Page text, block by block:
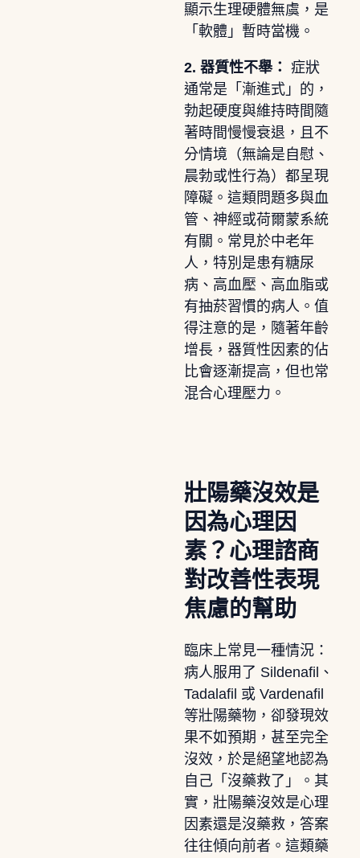
顯示生理硬體無虞，是
「軟體」暫時當機。
2. 器質性不舉： 症狀
通常是「漸進式」的，
勃起硬度與維持時間隨
著時間慢慢衰退，且不
分情境（無論是自慰、
晨勃或性行為）都呈現
障礙。這類問題多與血
管、神經或荷爾蒙系統
有關。常見於中老年
人，特別是患有糖尿
病、高血壓、高血脂或
有抽菸習慣的病人。值
得注意的是，隨著年齡
增長，器質性因素的佔
比會逐漸提高，但也常
混合心理壓力。
壯陽藥沒效是
因為心理因
素？心理諮商
對改善性表現
焦慮的幫助
臨床上常見一種情況：
病人服用了 Sildenafil、
Tadalafil 或 Vardenafil
等壯陽藥物，卻發現效
果不如預期，甚至完全
沒效，於是絕望地認為
自己「沒藥救了」。其
實，壯陽藥沒效是心理
因素還是沒藥救，答案
往往傾向前者。這類藥